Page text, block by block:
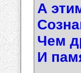
А
Чем
И